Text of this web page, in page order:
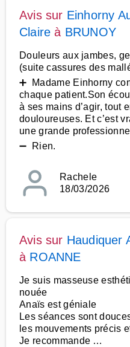
Avis sur Einhorny
Claire à BRUNOY
Douleurs aux jambes,
(suite cassures des
➕ Madame Einhorny
chaque patient.Son
à ses mains d’agir, tout
douloureuses. Et c’est
une grande
➖ Rien.
Rachele
18/03/2026
Avis sur Haudiquer
à ROANNE
Je suis masseuse
nouée
Anaïs est géniale
Les séances sont
les mouvements précis
Je recommande …